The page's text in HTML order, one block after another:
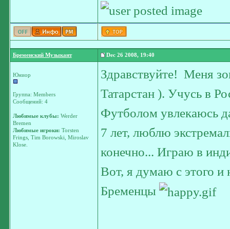
Бременский Музыкант Dec 26 2008, 19:40
Юниор
Группа: Members
Сообщений: 4
Любимые клубы: Werder
Bremen
Любимые игроки: Torsten
Frings, Tim Borowski, Miroslav
Klose.
Здравствуйте! Меня
Татарстан ). Учусь в
Футболом увлекаюсь
7 лет, люблю
конечно... Играю в
Вот, я думаю с этого и
Бременцы